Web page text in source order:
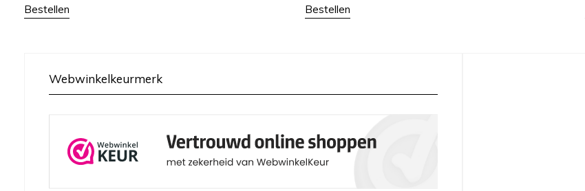
Bestellen Bestellen
Webwinkelkeurmerk